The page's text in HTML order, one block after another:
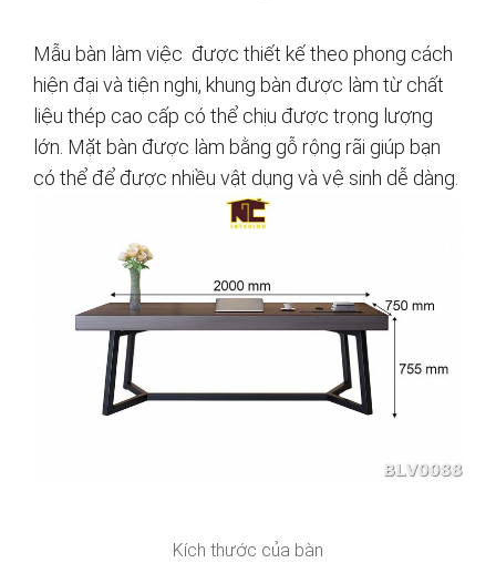
Mẫu bàn làm việc được thiết kế theo phong cách
hiện đại và tiện nghi, khung bàn được làm từ chất
liệu thép cao cấp có thể chịu được trọng lượng
lớn. Mặt bàn được làm bằng gỗ rộng rãi giúp bạn
có thể để được nhiều vật dụng và vệ sinh dễ dàng.
Kích thước của bàn